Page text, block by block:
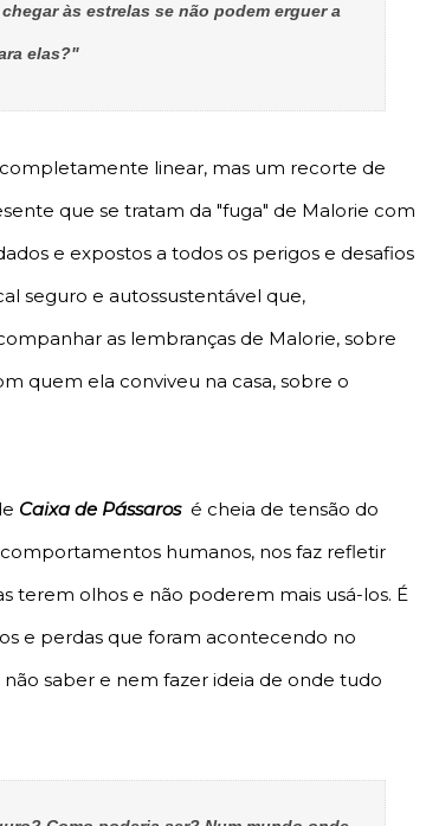
às estrelas se não podem erguer a
elas?"
linear, mas um recorte de
que se tratam da "fuga" de Malorie com
e expostos a todos os perigos e desafios
seguro e autossustentável que,
as lembranças de Malorie, sobre
quem ela conviveu na casa, sobre o
Caixa de Pássaros é cheia de tensão do
humanos, nos faz refletir
terem olhos e não poderem mais usá-los. É
e perdas que foram acontecendo no
saber e nem fazer ideia de onde tudo